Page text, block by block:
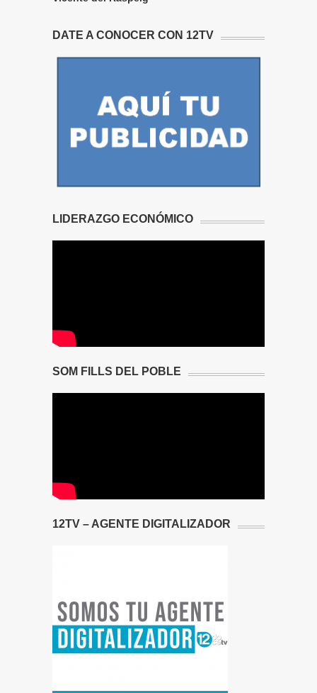
DATE A CONOCER CON 12TV
LIDERAZGO ECONÓMICO
SOM FILLS DEL POBLE
12TV – AGENTE DIGITALIZADOR